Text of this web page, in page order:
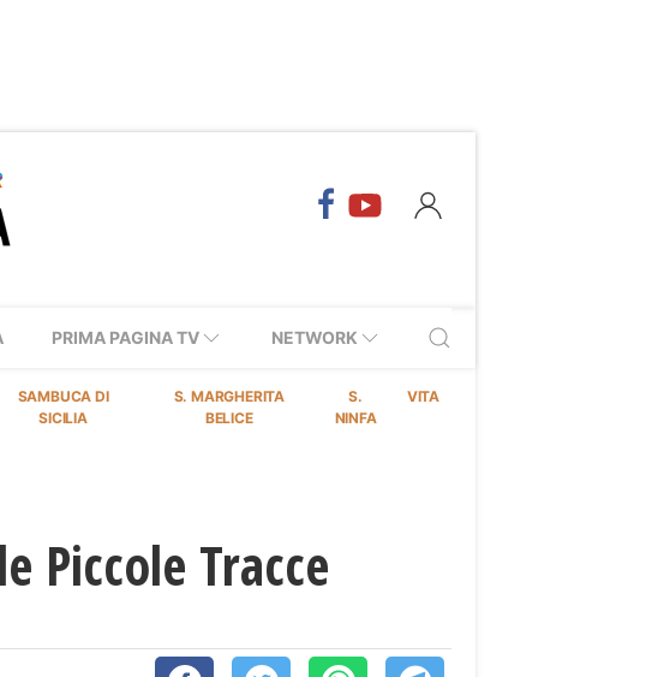
PRIMA PAGINA TV NETWORK
SAMBUCA DI
SICILIA
S. MARGHERITA
BELICE
S.
NINFA
VITA
Piccole Tracce